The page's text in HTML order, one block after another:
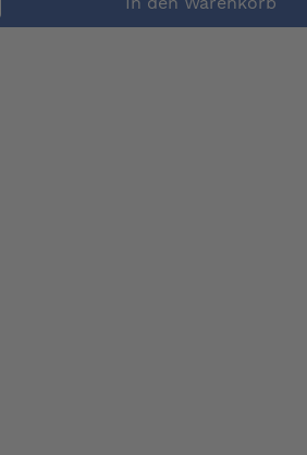
In den Warenkorb